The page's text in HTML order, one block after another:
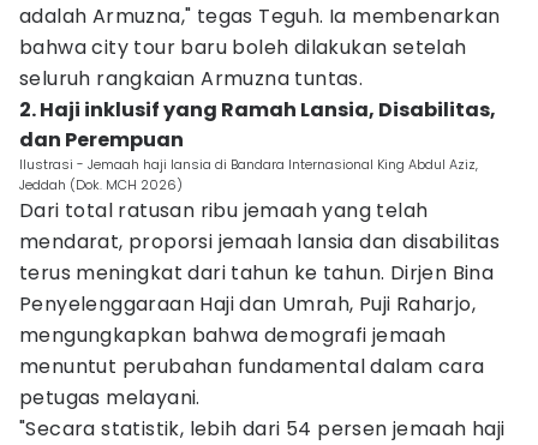
adalah Armuzna," tegas Teguh. Ia membenarkan
bahwa city tour baru boleh dilakukan setelah
seluruh rangkaian Armuzna tuntas.
2. Haji inklusif yang Ramah Lansia, Disabilitas,
dan Perempuan
Ilustrasi - Jemaah haji lansia di Bandara Internasional King Abdul Aziz,
Jeddah (Dok. MCH 2026)
Dari total ratusan ribu jemaah yang telah
mendarat, proporsi jemaah lansia dan disabilitas
terus meningkat dari tahun ke tahun. Dirjen Bina
Penyelenggaraan Haji dan Umrah, Puji Raharjo,
mengungkapkan bahwa demografi jemaah
menuntut perubahan fundamental dalam cara
petugas melayani.
"Secara statistik, lebih dari 54 persen jemaah haji